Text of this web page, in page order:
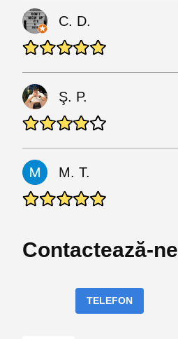
C. D.
Ş. P.
M. T.
Contactează-ne
TELEFON